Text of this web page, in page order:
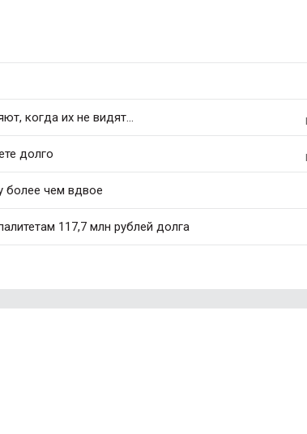
когда их не видят...
долго
более чем вдвое
117,7 млн рублей долга